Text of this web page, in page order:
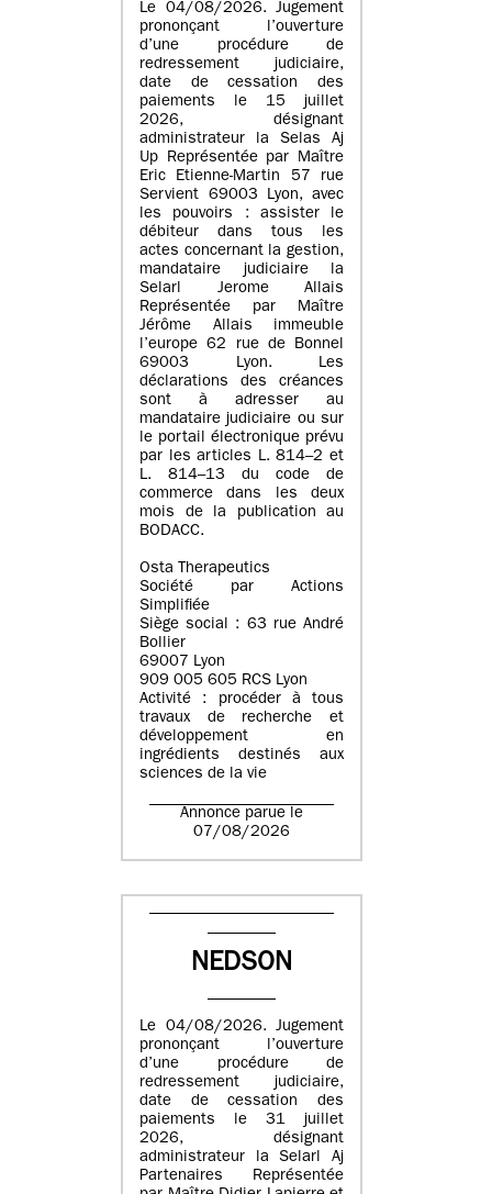
Le 04/08/2026. Jugement
prononçant l’ouverture
d’une procédure de
redressement judiciaire,
date de cessation des
paiements le 15 juillet
2026, désignant
administrateur la Selas Aj
Up Représentée par Maître
Eric Etienne-Martin 57 rue
Servient 69003 Lyon, avec
les pouvoirs : assister le
débiteur dans tous les
actes concernant la gestion,
mandataire judiciaire la
Selarl Jerome Allais
Représentée par Maître
Jérôme Allais immeuble
l’europe 62 rue de Bonnel
69003 Lyon. Les
déclarations des créances
sont à adresser au
mandataire judiciaire ou sur
le portail électronique prévu
par les articles L. 814–2 et
L. 814–13 du code de
commerce dans les deux
mois de la publication au
BODACC.
Osta Therapeutics
Société par Actions
Simplifiée
Siège social : 63 rue André
Bollier
69007 Lyon
909 005 605 RCS Lyon
Activité : procéder à tous
travaux de recherche et
développement en
ingrédients destinés aux
sciences de la vie
Annonce parue le
07/08/2026
NEDSON
Le 04/08/2026. Jugement
prononçant l’ouverture
d’une procédure de
redressement judiciaire,
date de cessation des
paiements le 31 juillet
2026, désignant
administrateur la Selarl Aj
Partenaires Représentée